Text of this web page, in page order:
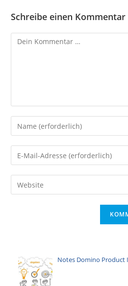
Schreibe einen Kommentar
Kommentar
Gib
deinen
Namen
oder
zum
Kommentieren
Gib
deine
E-
Mail-
Gib
deine
Notes Domino Product